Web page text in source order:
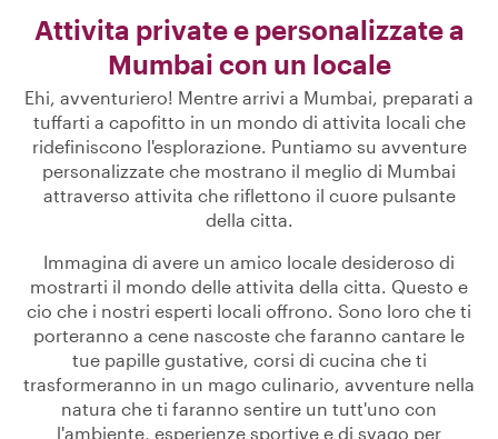
Attivita private e personalizzate a
Mumbai con un locale
Ehi, avventuriero! Mentre arrivi a Mumbai, preparati a
tuffarti a capofitto in un mondo di attivita locali che
ridefiniscono l'esplorazione. Puntiamo su avventure
personalizzate che mostrano il meglio di Mumbai
attraverso attivita che riflettono il cuore pulsante
della citta.
Immagina di avere un amico locale desideroso di
mostrarti il mondo delle attivita della citta. Questo e
cio che i nostri esperti locali offrono. Sono loro che ti
porteranno a cene nascoste che faranno cantare le
tue papille gustative, corsi di cucina che ti
trasformeranno in un mago culinario, avventure nella
natura che ti faranno sentire un tutt'uno con
l'ambiente, esperienze sportive e di svago per